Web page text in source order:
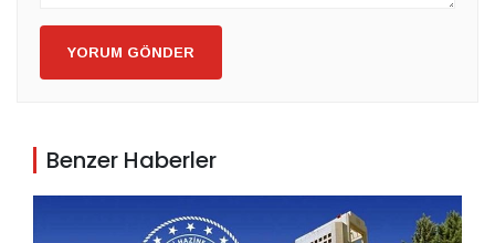
YORUM GÖNDER
Benzer Haberler